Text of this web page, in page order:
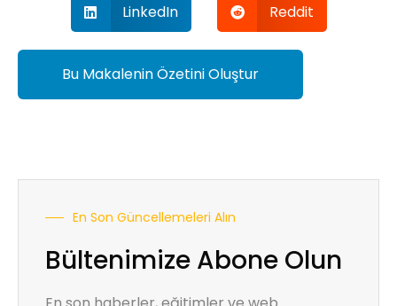
LinkedIn Reddit
Bu Makalenin Özetini Oluştur
En Son Güncellemeleri Alın
Bültenimize Abone Olun